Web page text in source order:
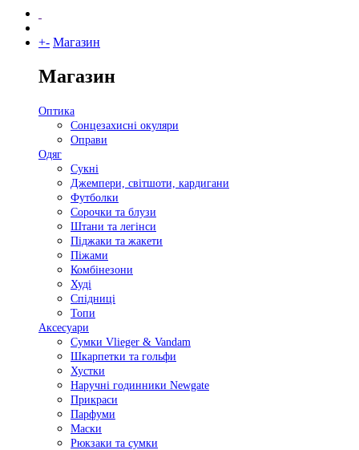
+- Магазин
Магазин
Оптика
Сонцезахисні окуляри
Оправи
Одяг
Сукні
Джемпери, світшоти, кардигани
Футболки
Сорочки та блузи
Штани та легінси
Піджаки та жакети
Піжами
Комбінезони
Худі
Спідниці
Топи
Аксесуари
Сумки Vlieger & Vandam
Шкарпетки та гольфи
Хустки
Наручні годинники Newgate
Прикраси
Парфуми
Маски
Рюкзаки та сумки